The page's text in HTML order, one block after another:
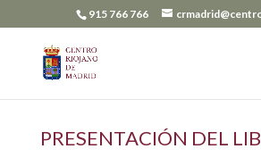
915 766 766
PRESENTACIÓN DEL